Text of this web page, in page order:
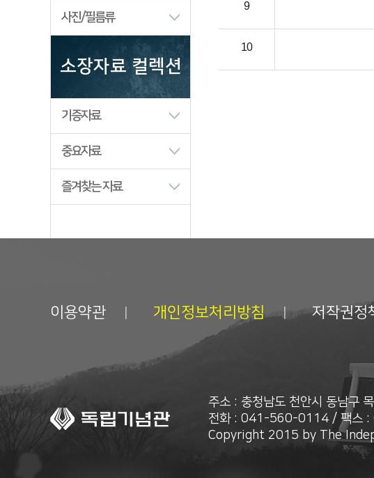
사진/필름류
소장자료 컬렉션
기증자료
중요자료
즐겨찾는 자료
9
10
이용약관 개인정보처리방침 저작권정
주소 : 충청남도 천안시 동남구
전화 : 041-560-0114 / 팩스
Copyright 2015 by The